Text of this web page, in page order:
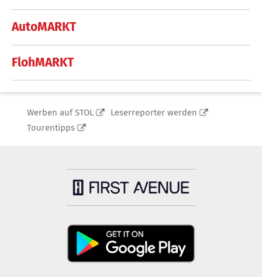
AutoMARKT
FlohMARKT
Werben auf STOL
Leserreporter werden
Tourentipps